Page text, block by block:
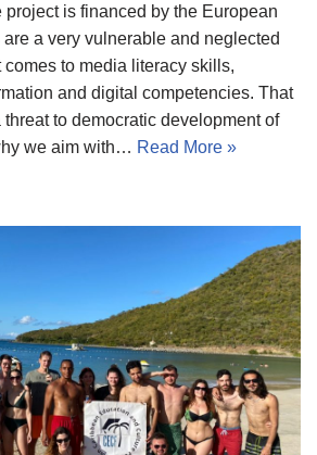
project is financed by the European
a very vulnerable and neglected
to media literacy skills,
and digital competencies. That
to democratic development of
we aim with… Read More »